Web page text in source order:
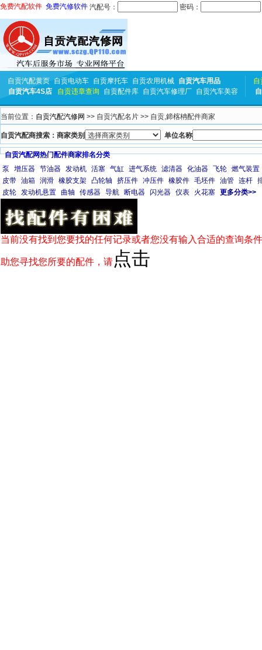
免费汽配软件 免费汽修软件 汽配号： 密码：
自贡汽配黄页 自贡电动车 自贡摩托车 自贡农用机械 自贡汽车用品
自贡汽车4S店
自贡违章查询 自贡配件库 自贡汽车修理厂 自贡汽车美容
自
当前位置： 自贡汽配汽修网 >> 自贡汽配名片 >> 自贡,鍗楁柟配件商家
自贡汽配商搜索：商家类别 单位名称
自贡汽配网热门配件商家排名分类
泵
增压器 节油器 发动机 活塞 气缸 进气系统 滤清器 化油器 飞轮 燃气装置
皮带 油箱 润滑 橡胶支架 凸轮轴 挤压件 冲压件 橡胶件 毛坯件 油管 连杆
皮轮 发动机悬置 曲轴 传感器 导航 断电器 闪光器 仪表 火花塞 更多分类>>
当前没有找到您要找的任何记录或者您没有输入合适的查询条
助您寻找您所要的配件，请 点击